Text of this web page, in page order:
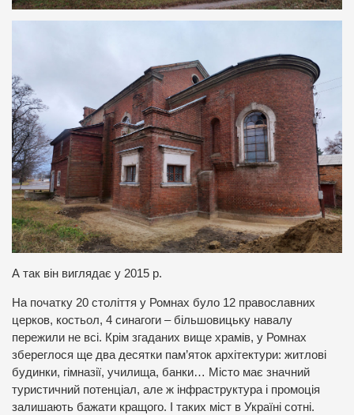
А так він виглядає у 2015 р.
На початку 20 століття у Ромнах було 12 православних
церков, костьол, 4 синагоги – більшовицьку навалу
пережили не всі. Крім згаданих вище храмів, у Ромнах
збереглося ще два десятки пам’яток архітектури: житлові
будинки, гімназії, училища, банки… Місто має значний
туристичний потенціал, але ж інфраструктура і промоція
залишають бажати кращого. І таких міст в Україні сотні.